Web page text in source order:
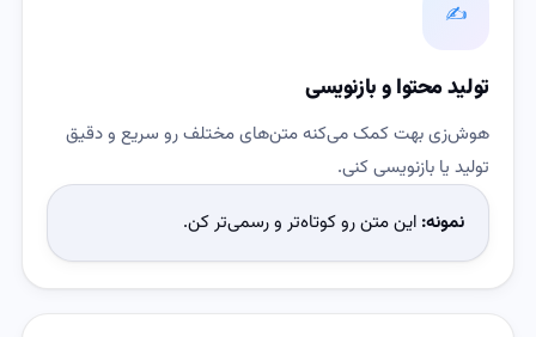
✍️
تولید محتوا و بازنویسی
هوش‌زی بهت کمک می‌کنه متن‌های مختلف رو سریع و دقیق
تولید یا بازنویسی کنی.
نمونه: این متن رو کوتاه‌تر و رسمی‌تر کن.